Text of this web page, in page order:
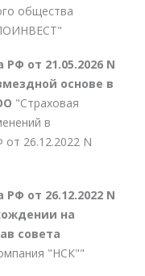
общества
от 21.05.2026 N
основе в
"Страховая
в
26.12.2022 N
от 26.12.2022 N
на
совета
"НСК""